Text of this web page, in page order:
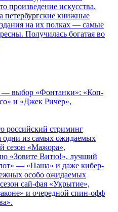
произведение искусства.
петербургские книжные
на их полках — самые
Получилась богатая во
— выбор «Фонтанки»: «Коп-
и «Джек Ричер»,
российский стриминг
одни из самых ожидаемых
сезон «Мажора»,
«Зовите Витю!», лучший
— «Паша» и даже кибер-
особо ожидаемых
сай-фая «Укрытие»,
и очередной спин-офф